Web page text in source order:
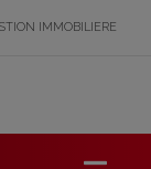
IMMOBILIERE